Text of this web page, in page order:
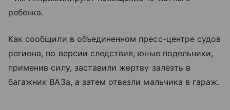
ребенка.
Как сообщили в объединенном пресс-центре судов
региона, по версии следствия, юные подельники,
применив силу, заставили жертву залезть в
багажник ВАЗа, а затем отвезли мальчика в гараж.